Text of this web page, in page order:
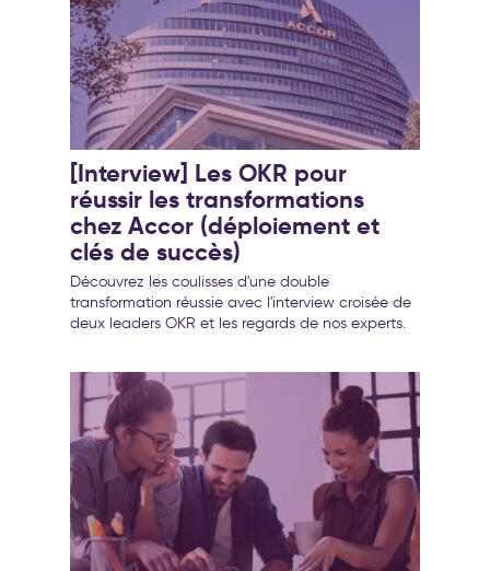
[Interview] Les OKR pour
réussir les transformations
chez Accor (déploiement et
clés de succès)
Découvrez les coulisses d'une double
transformation réussie avec l'interview croisée de
deux leaders OKR et les regards de nos experts.